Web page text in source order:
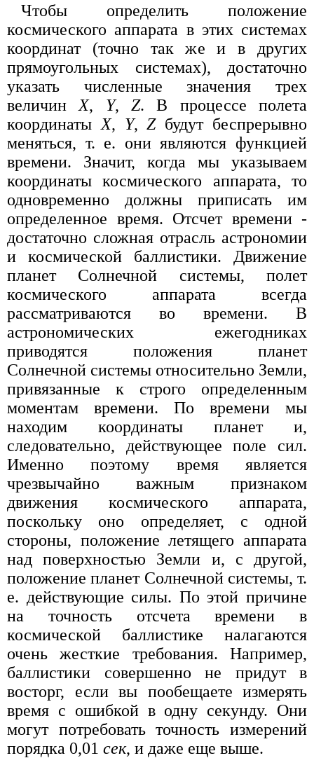
Чтобы определить положение
космического аппарата в этих системах
координат (точно так же и в других
прямоугольных системах), достаточно
указать численные значения трех
величин X, Y,Z. В процессе полета
координаты X, Y,Zбудут беспрерывно
меняться, т. е. они являются функцией
времени. Значит, когда мы указываем
координаты космического аппарата, то
одновременно должны приписать им
определенное время. Отсчет времени -
достаточно сложная отрасль астрономии
и космической баллистики. Движение
планет Солнечной системы, полет
космического аппарата всегда
рассматриваются во времени. В
астрономических ежегодниках
приводятся положения планет
Солнечной системы относительно Земли,
привязанные к строго определенным
моментам времени. По времени мы
находим координаты планет и,
следовательно, действующее поле сил.
Именно поэтому время является
чрезвычайно важным признаком
движения космического аппарата,
поскольку оно определяет, с одной
стороны, положение летящего аппарата
над поверхностью Земли и, с другой,
положение планет Солнечной системы, т.
е. действующие силы. По этой причине
на точность отсчета времени в
космической баллистике налагаются
очень жесткие требования. Например,
баллистики совершенно не придут в
восторг, если вы пообещаете измерять
время с ошибкой в одну секунду. Они
могут потребовать точность измерений
порядка 0,01 сек, и даже еще выше.